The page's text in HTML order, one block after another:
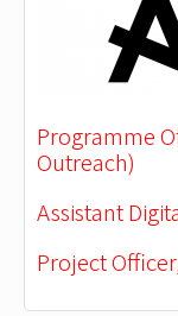
Programme
Outreach)
Assistant
Project